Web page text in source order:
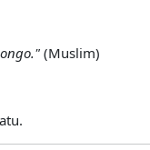
(Muslim)